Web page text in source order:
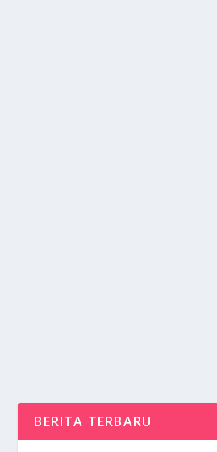
BERITA TERBARU